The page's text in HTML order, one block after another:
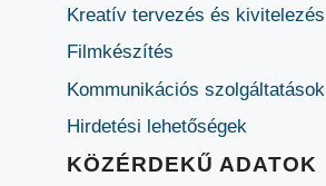
Kreatív tervezés és kivitelezés
Filmkészítés
Kommunikációs szolgáltatások
Hirdetési lehetőségek
KÖZÉRDEKŰ ADATOK